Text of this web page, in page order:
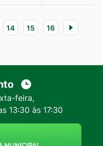
14 15 16
feira,
13:30 às 17:30